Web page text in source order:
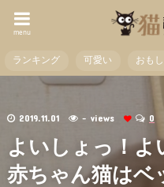
menu
ランキング 可愛い おも
2019.11.01 - views 0
よいしょっ！
赤ちゃん猫はベ